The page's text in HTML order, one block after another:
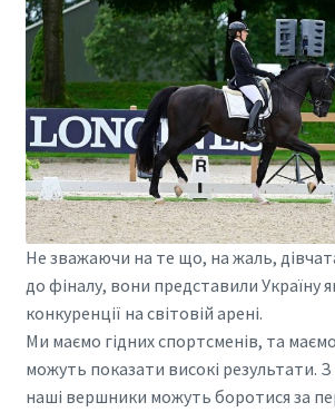
Не зважаючи на те що, на жаль,
до фіналу, вони представили Україну
конкуренції на світовій арені.
Ми маємо гідних спортсменів, та
можуть показати високі результати.
наші вершники можуть боротися за